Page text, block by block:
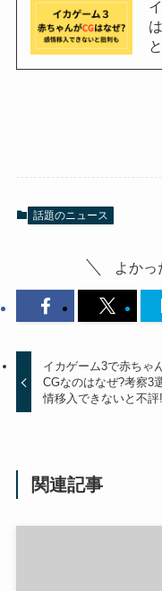
話題のニュース
よかっ
イカゲーム3で赤ちゃ
CGなのはなぜ?考察3
情移入できないと不評
関連記事